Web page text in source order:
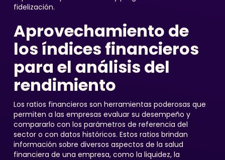
fidelización.
Aprovechamiento de
los índices financieros
para el análisis del
rendimiento
Los ratios financieros son herramientas poderosas que
permiten a las empresas evaluar su desempeño y
compararlo con los parámetros de referencia del
sector o con datos históricos. Estos ratios brindan
información sobre diversos aspectos de la salud
financiera de una empresa, como la liquidez, la